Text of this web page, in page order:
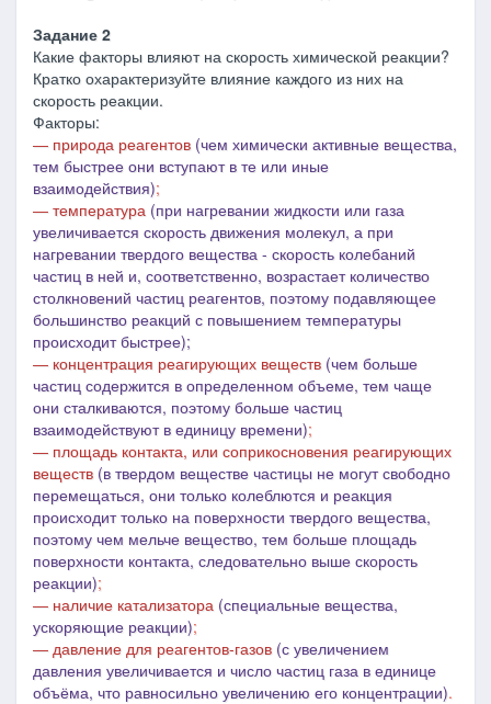
Задание 2
Какие факторы влияют на скорость химической реакции?
Кратко охарактеризуйте влияние каждого из них на
скорость реакции.
Факторы:
― природа реагентов (чем химически активные вещества,
тем быстрее они вступают в те или иные
взаимодействия);
― температура (при нагревании жидкости или газа
увеличивается скорость движения молекул, а при
нагревании твердого вещества - скорость колебаний
частиц в ней и, соответственно, возрастает количество
столкновений частиц реагентов, поэтому подавляющее
большинство реакций с повышением температуры
происходит быстрее);
― концентрация реагирующих веществ (чем больше
частиц содержится в определенном объеме, тем чаще
они сталкиваются, поэтому больше частиц
взаимодействуют в единицу времени);
― площадь контакта, или соприкосновения реагирующих
веществ (в твердом веществе частицы не могут свободно
перемещаться, они только колеблются и реакция
происходит только на поверхности твердого вещества,
поэтому чем мельче вещество, тем больше площадь
поверхности контакта, следовательно выше скорость
реакции);
― наличие катализатора (специальные вещества,
ускоряющие реакции);
― давление для реагентов-газов (с увеличением
давления увеличивается и число частиц газа в единице
объёма, что равносильно увеличению его концентрации).